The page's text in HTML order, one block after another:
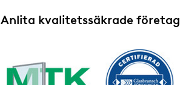
Anlita kvalitetssäkrade företag